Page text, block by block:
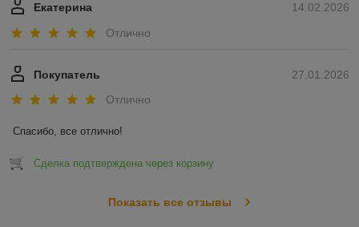
14.02.2026
Екатерина
Отлично
27.01.2026
Покупатель
Отлично
Спасибо, все отлично!
Сделка подтверждена через корзину
Показать все отзывы